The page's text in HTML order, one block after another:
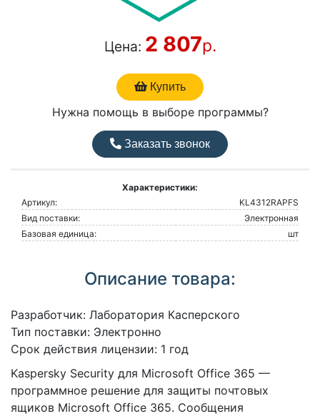
Цена: 2 807р.
Купить
Нужна помощь в выборе программы?
Заказать звонок
Характеристики:
Артикул:
KL4312RAPFS
Вид поставки:
Электронная
Базовая единица:
шт
Описание товара:
Разработчик: Лаборатория Касперского
Тип поставки: Электронно
Срок действия лицензии: 1 год
Kaspersky Security для Microsoft Office 365 —
программное решение для защиты почтовых
ящиков Microsoft Office 365. Сообщения